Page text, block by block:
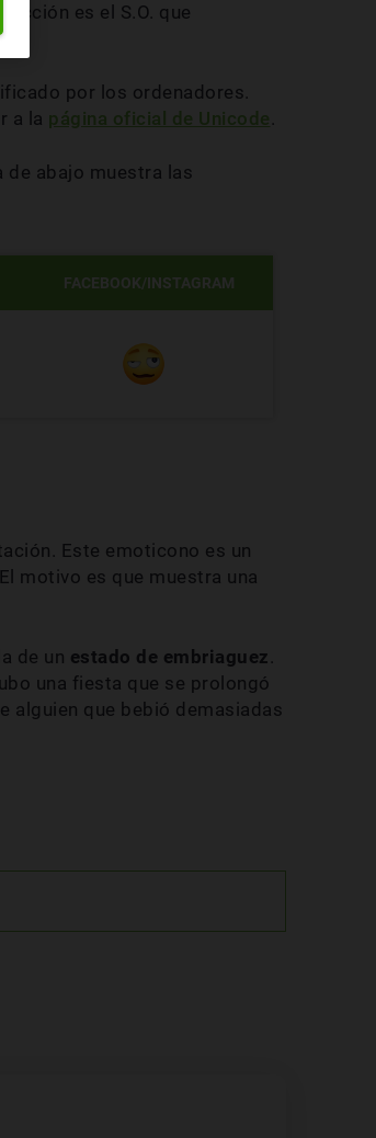
es el S.O. que
por los ordenadores.
a la página oficial de Unicode .
abajo muestra las
FACEBOOK/INSTAGRAM
Este emoticono es un
motivo es que muestra una
de un estado de embriaguez .
una fiesta que se prolongó
alguien que bebió demasiadas